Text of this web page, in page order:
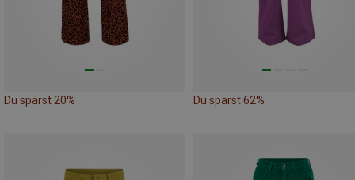
Du sparst 20% Du sparst 62%